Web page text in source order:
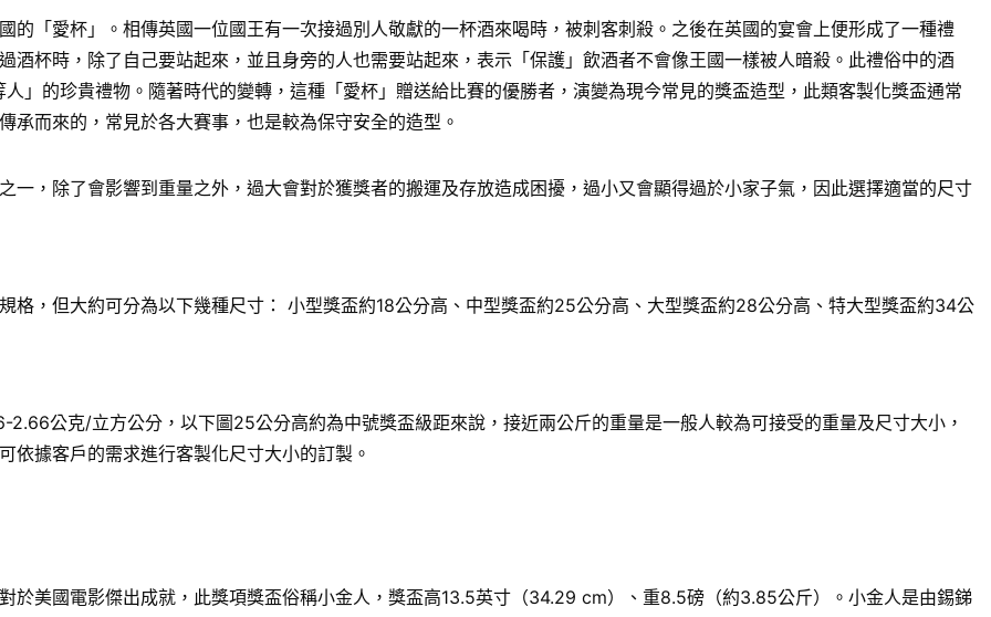
的「愛杯」。相傳英國一位國王有一次接過別人敬獻的一杯酒來喝時，被刺客刺殺。之後在英國的宴會上便形成了一種禮
酒杯時，除了自己要站起來，並且身旁的人也需要站起來，表示「保護」飲酒者不會像王國一樣被人暗殺。此禮俗中的酒
」的珍貴禮物。隨著時代的變轉，這種「愛杯」贈送給比賽的優勝者，演變為現今常見的獎盃造型，此類客製化獎盃通常
而來的，常見於各大賽事，也是較為保守安全的造型。
一，除了會影響到重量之外，過大會對於獲獎者的搬運及存放造成困擾，過小又會顯得過於小家子氣，因此選擇適當的尺寸
格，但大約可分為以下幾種尺寸： 小型獎盃約18公分高、中型獎盃約25公分高、大型獎盃約28公分高、特大型獎盃約34公
公克/立方公分，以下圖25公分高約為中號獎盃級距來說，接近兩公斤的重量是一般人較為可接受的重量及尺寸大小，
依據客戶的需求進行客製化尺寸大小的訂製。
於美國電影傑出成就，此獎項獎盃俗稱小金人，獎盃高13.5英寸（34.29 cm）、重8.5磅（約3.85公斤）。小金人是由錫銻